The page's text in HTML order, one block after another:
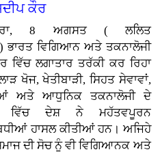
ਕੌਰ
8 ਅਗਸਤ ( ਲਲਿਤ
ਭਾਰਤ ਵਿਗਿਆਨ ਅਤੇ ਤਕਨਾਲੋਜੀ
ਵਿੱਚ ਲਗਾਤਾਰ ਤਰੱਕੀ ਕਰ ਰਿਹਾ
ਖੋਜ, ਖੇਤੀਬਾੜੀ, ਸਿਹਤ ਸੇਵਾਵਾਂ,
ਅਤੇ ਆਧੁਨਿਕ ਤਕਨਾਲੋਜੀ ਦੇ
ਵਿੱਚ ਦੇਸ਼ ਨੇ ਮਹੱਤਵਪੂਰਨ
ਹਾਸਲ ਕੀਤੀਆਂ ਹਨ। ਅਜਿਹੇ
ਦੀ ਸੋਚ ਨੂੰ ਵੀ ਵਿਗਿਆਨਕ ਅਤੇ